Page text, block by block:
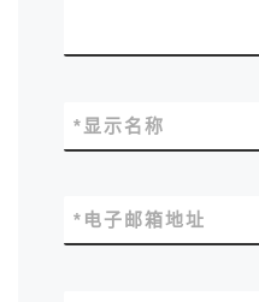
显示名称
*
电子邮箱地址
*